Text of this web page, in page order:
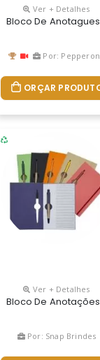
Personalizado
Ver + Detalhes
Bloco De
Por:
ORÇAR
Do
Ver + Detalhes
Bloco De
Por: Snap Brindes